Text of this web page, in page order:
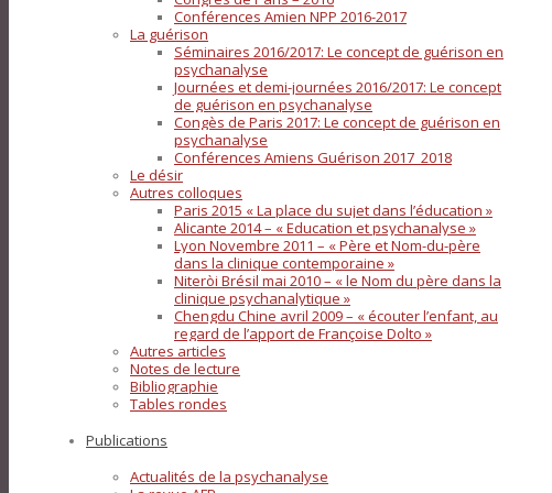
Conférences Amien NPP 2016-2017
La guérison
Séminaires 2016/2017: Le concept de guérison en
psychanalyse
Journées et demi-journées 2016/2017: Le concept
de guérison en psychanalyse
Congès de Paris 2017: Le concept de guérison en
psychanalyse
Conférences Amiens Guérison 2017_2018
Le désir
Autres colloques
Paris 2015 « La place du sujet dans l’éducation »
Alicante 2014 – « Education et psychanalyse »
Lyon Novembre 2011 – « Père et Nom-du-père
dans la clinique contemporaine »
Niteròi Brésil mai 2010 – « le Nom du père dans la
clinique psychanalytique »
Chengdu Chine avril 2009 – « écouter l’enfant, au
regard de l’apport de Françoise Dolto »
Autres articles
Notes de lecture
Bibliographie
Tables rondes
Publications
Actualités de la psychanalyse